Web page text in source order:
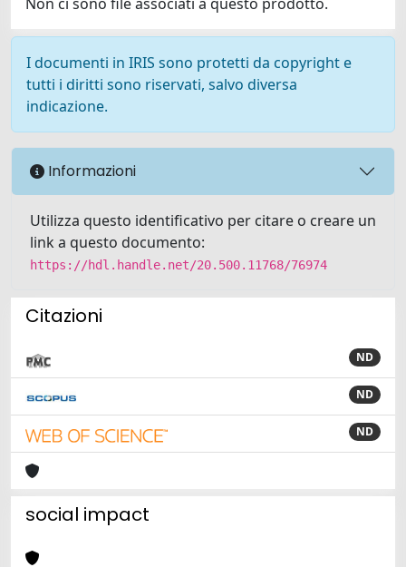
I documenti in IRIS sono protetti da copyright e
tutti i diritti sono riservati, salvo diversa
indicazione.
Informazioni
Utilizza questo identificativo per citare o creare un
link a questo documento:
https://hdl.handle.net/20.500.11768/76974
Citazioni
ND
ND
ND
social impact